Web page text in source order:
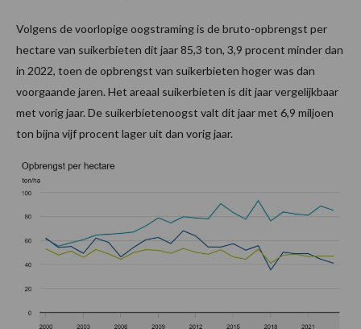
Volgens de voorlopige oogstraming is de bruto-opbrengst per
hectare van suikerbieten dit jaar 85,3 ton, 3,9 procent minder dan
in 2022, toen de opbrengst van suikerbieten hoger was dan
voorgaande jaren. Het areaal suikerbieten is dit jaar vergelijkbaar
met vorig jaar. De suikerbietenoogst valt dit jaar met 6,9 miljoen
ton bijna vijf procent lager uit dan vorig jaar.